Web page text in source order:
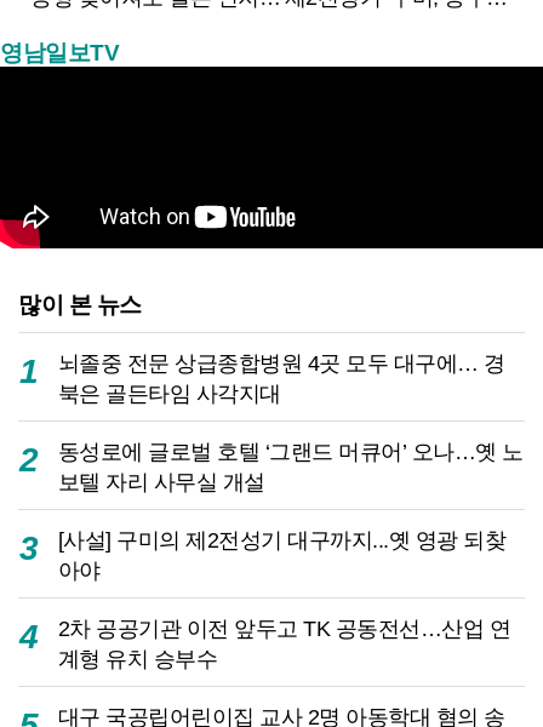
영남일보TV
많이 본 뉴스
1
뇌졸중 전문 상급종합병원 4곳 모두 대구에… 경
북은 골든타임 사각지대
2
동성로에 글로벌 호텔 ‘그랜드 머큐어’ 오나…옛 노
보텔 자리 사무실 개설
3
[사설] 구미의 제2전성기 대구까지...옛 영광 되찾
아야
4
2차 공공기관 이전 앞두고 TK 공동전선…산업 연
계형 유치 승부수
대구 국공립어린이집 교사 2명 아동학대 혐의 송